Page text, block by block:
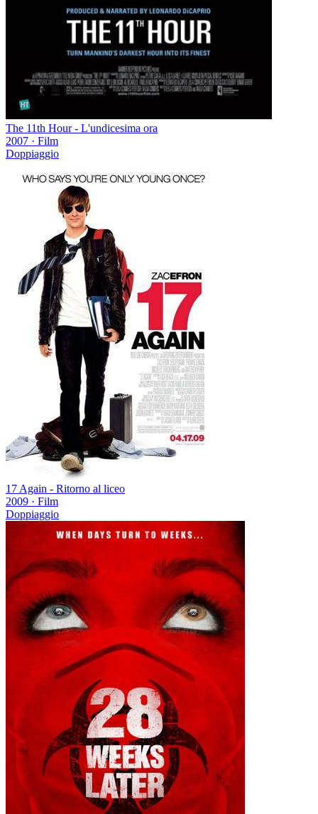
The 11th Hour - L'undicesima ora
2007 · Film
Doppiaggio
17 Again - Ritorno al liceo
2009 · Film
Doppiaggio